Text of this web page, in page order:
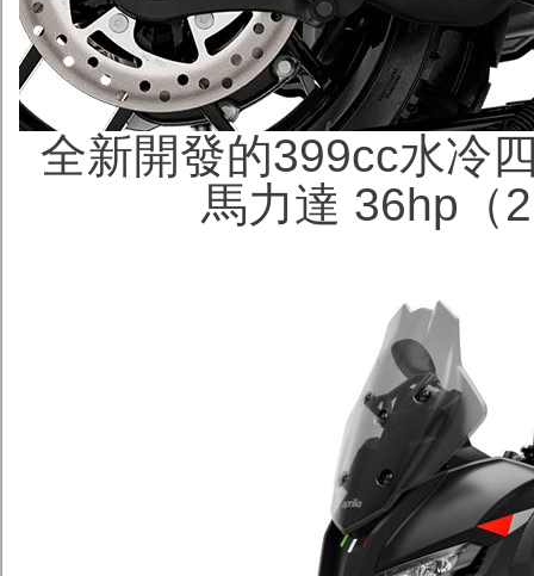
全新開發的399cc水冷
馬力達 36hp（